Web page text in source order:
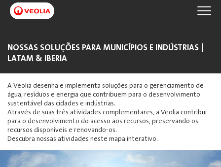
NOSSAS SOLUÇÕES PARA MUNICÍPIOS E INDÚSTRIAS |
LATAM & IBERIA
A Veolia desenha e implementa soluções para o gerenciamento de
água, resíduos e energia que contribuem para o desenvolvimento
sustentável das cidades e indústrias.
Através de suas três atividades complementares, a Veolia contribui
para o desenvolvimento do acesso aos recursos, preservando os
recursos disponíveis e renovando-os.
Descubra nossas atividades neste mapa interativo.